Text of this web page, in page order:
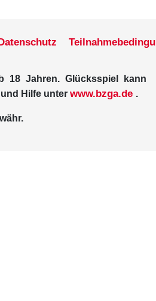
18 Jahren. Glücksspiel kann
Hilfe unter www.bzga.de .